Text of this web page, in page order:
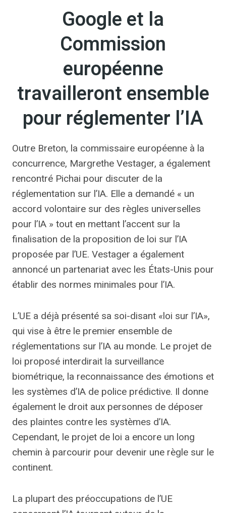
Google et la
Commission
européenne
travailleront ensemble
pour réglementer l’IA
Outre Breton, la commissaire européenne à la
concurrence, Margrethe Vestager, a également
rencontré Pichai pour discuter de la
réglementation sur l’IA. Elle a demandé « un
accord volontaire sur des règles universelles
pour l’IA » tout en mettant l’accent sur la
finalisation de la proposition de loi sur l’IA
proposée par l’UE. Vestager a également
annoncé un partenariat avec les États-Unis pour
établir des normes minimales pour l’IA.
L’UE a déjà présenté sa soi-disant «loi sur l’IA»,
qui vise à être le premier ensemble de
réglementations sur l’IA au monde. Le projet de
loi proposé interdirait la surveillance
biométrique, la reconnaissance des émotions et
les systèmes d’IA de police prédictive. Il donne
également le droit aux personnes de déposer
des plaintes contre les systèmes d’IA.
Cependant, le projet de loi a encore un long
chemin à parcourir pour devenir une règle sur le
continent.
La plupart des préoccupations de l’UE